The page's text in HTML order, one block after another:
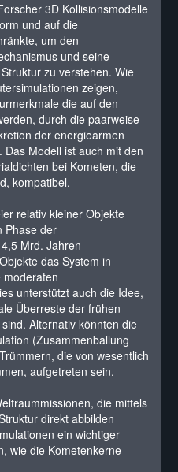
3D Kollisionsmodelle
und auf die
um den
und seine
zu verstehen. Wie
zeigen,
die auf den
durch die paarweise
der energiearmen
Modell ist auch mit den
bei Kometen, die
kompatibel.
relativ kleiner Objekte
Phase der
Mrd. Jahren
das System in
moderaten
unterstützt auch die Idee,
Überreste der frühen
Alternativ könnten die
(Zusammenballung
die von wesentlich
aufgetreten sein.
die mittels
direkt abbilden
ein wichtiger
wie die Kometenkerne